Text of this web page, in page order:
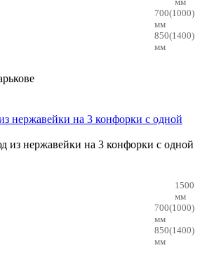
700(1000)
мм
850(1400)
мм
нержавейки на 3 конфорки с одной
1500
мм
700(1000)
мм
850(1400)
мм